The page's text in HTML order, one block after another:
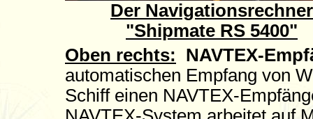
Der Navigationsrechner
"Shipmate RS 5400"
Oben rechts: NAVTEX-
automatischen Empfang von
Schiff einen NAVTEX-